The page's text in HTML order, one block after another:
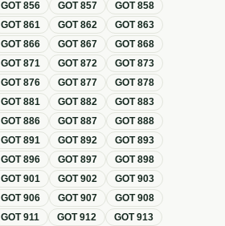
GOT856 GOT857 GOT858
GOT861 GOT862 GOT863
GOT866 GOT867 GOT868
GOT871 GOT872 GOT873
GOT876 GOT877 GOT878
GOT881 GOT882 GOT883
GOT886 GOT887 GOT888
GOT891 GOT892 GOT893
GOT896 GOT897 GOT898
GOT901 GOT902 GOT903
GOT906 GOT907 GOT908
GOT911 GOT912 GOT913